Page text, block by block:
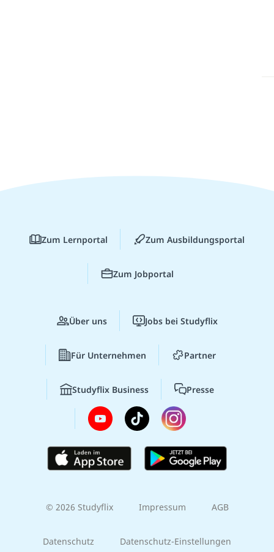
Zum Lernportal Zum Ausbildungsportal
Zum Jobportal
Über uns Jobs bei Studyflix
Für Unternehmen Partner
Studyflix Business Presse
© 2026 Studyflix Impressum AGB
Datenschutz Datenschutz-Einstellungen